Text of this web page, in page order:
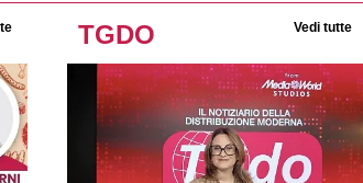
TGDO Vedi tutte